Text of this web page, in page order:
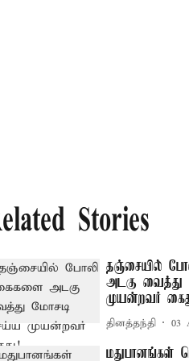
Stories
தஞ்சையில்
அடகு வைத்து
முயன்றவர்
தினத்தந்தி 03
மதுபானங்கள்